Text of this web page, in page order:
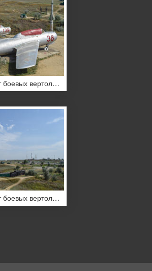
Музейный экспонат боевых вертолетов
Музейный экспонат боевых вертолетов.